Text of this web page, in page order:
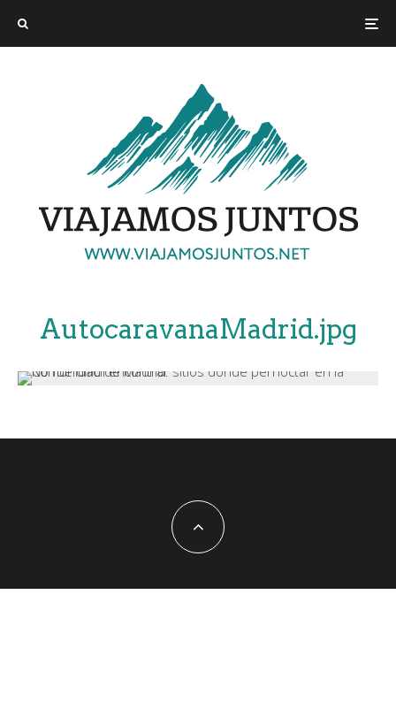
AutocaravanaMadrid.jpg